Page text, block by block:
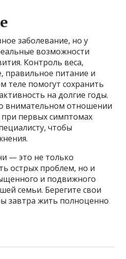
заболевание, но у
возможности
Контроль веса,
правильное питание и
теле помогут сохранить
на долгие годы.
внимательном отношении
при первых симптомах
чтобы
— это не только
острых проблем, но и
и подвижного
семьи. Берегите свои
завтра жить полноценно